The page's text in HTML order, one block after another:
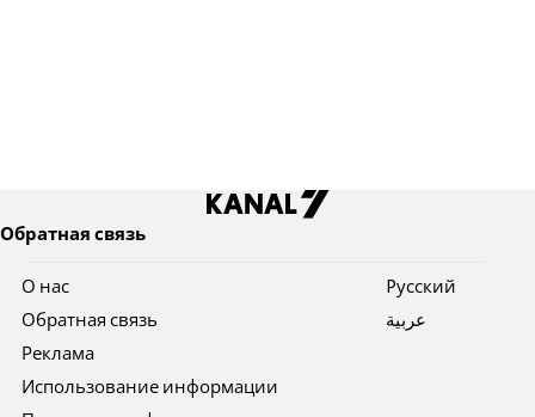
Обратная связь
О нас
Обратная связь
Реклама
Использование информации
Pусский
عربية